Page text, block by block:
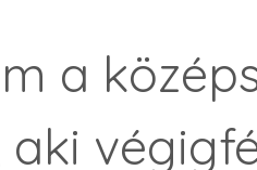
a
aki